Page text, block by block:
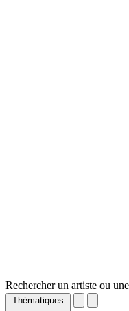
Rechercher un artiste ou
Thématiques